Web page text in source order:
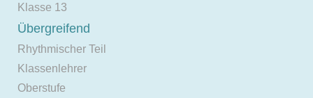
Klasse 13
Übergreifend
Rhythmischer Teil
Klassenlehrer
Oberstufe